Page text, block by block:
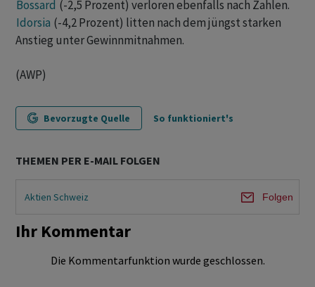
Bossard (-2,5 Prozent) verloren ebenfalls nach Zahlen.
Idorsia (-4,2 Prozent) litten nach dem jüngst starken
Anstieg unter Gewinnmitnahmen.
(AWP)
Bevorzugte Quelle So funktioniert's
THEMEN PER E-MAIL FOLGEN
Aktien Schweiz Folgen
Ihr Kommentar
Die Kommentarfunktion wurde geschlossen.